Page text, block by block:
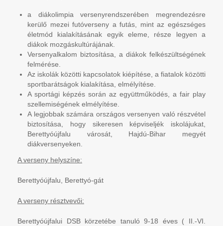
a diákolimpia versenyrendszerében megrendezésre
kerülő mezei futóverseny a futás, mint az egészséges
életmód kialakításának egyik eleme, része legyen a
diákok mozgáskultúrájának.
Versenyalkalom biztosítása, a diákok felkészültségének
felmérése.
Az iskolák közötti kapcsolatok kiépítése, a fiatalok közötti
sportbarátságok kialakítása, elmélyítése.
A sportági képzés során az együttműködés, a fair play
szellemiségének elmélyítése.
A legjobbak számára országos versenyen való részvétel
biztosítása, hogy sikeresen képviseljék iskolájukat,
Berettyóújfalu városát, Hajdú-Bihar megyét
diákversenyeken.
A verseny helyszíne:
Berettyóújfalu, Berettyó-gát
A verseny résztvevői:
Berettyóújfalui DSB körzetébe tanuló 9-18 éves ( II.-VI.